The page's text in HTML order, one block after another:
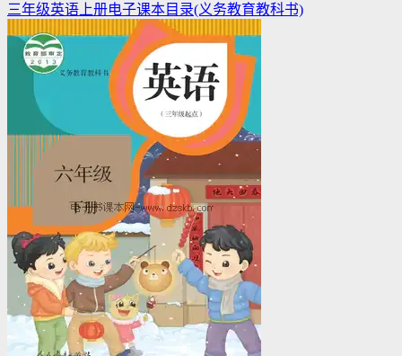
三年级英语上册电子课本目录(义务教育教科书)